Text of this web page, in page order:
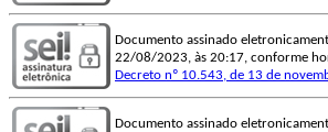
Documento assinado
22/08/2023, às 20:17, conforme
Decreto nº 10.543, de 13 de
Documento assinado